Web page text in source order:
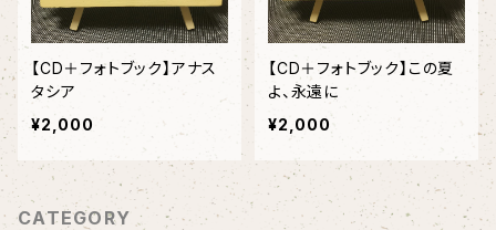
【CD＋フォトブック】アナス
タシア
¥2,000
【CD＋フォトブック】この夏
よ、永遠に
¥2,000
CATEGORY